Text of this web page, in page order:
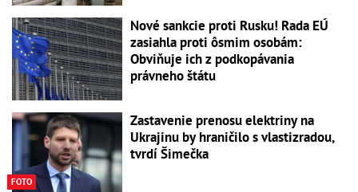
Nové sankcie proti Rusku! Rada EÚ
zasiahla proti ôsmim osobám:
Obviňuje ich z podkopávania
právneho štátu
FOTO
Zastavenie prenosu elektriny na
Ukrajinu by hraničilo s vlastizradou,
tvrdí Šimečka